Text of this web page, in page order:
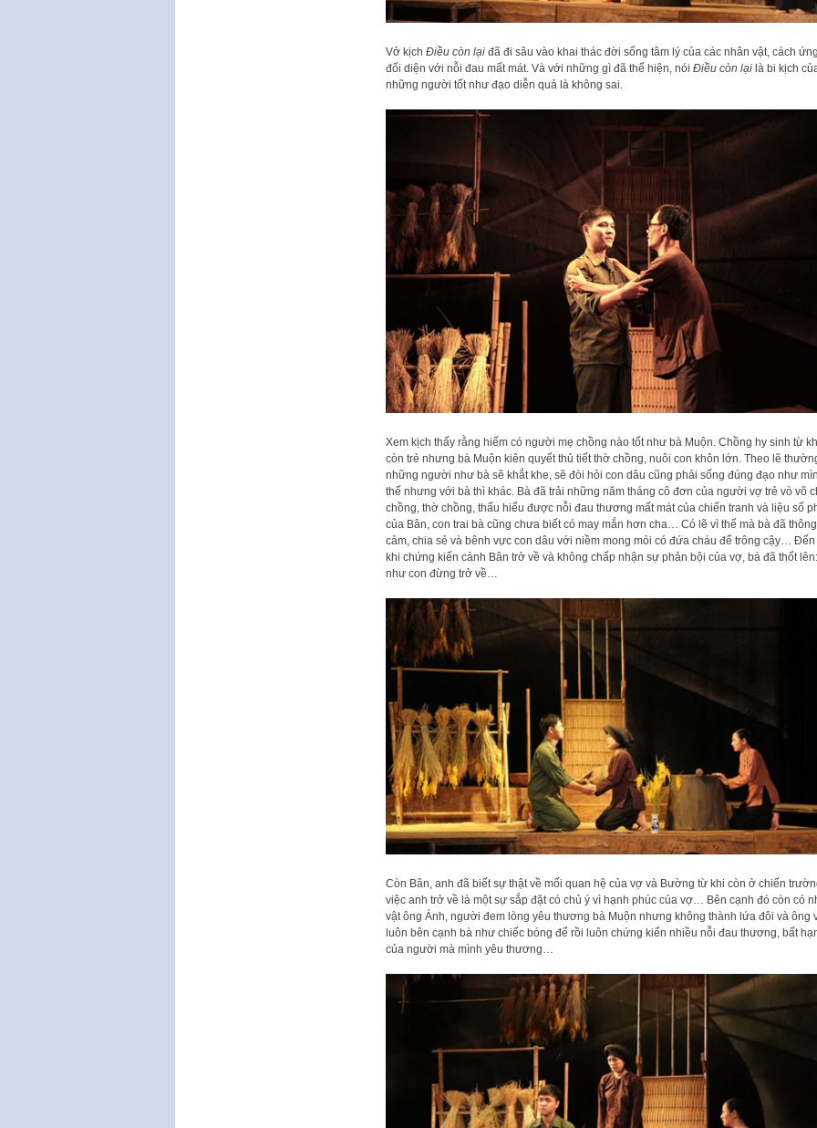
Vở kịch Điều còn lạiđã đi sâu vào khai thác đời sống tâm lý của các nhân vật, cách
đối diện với nỗi đau mất mát. Và với những gì đã thể hiện, nói Điều còn lạilà bi kịch
những người tốt như đạo diễn quả là không sai.
Xem kịch thấy rằng hiếm có người mẹ chồng nào tốt như bà Muộn. Chồng hy sinh từ
còn trẻ nhưng bà Muộn kiên quyết thủ tiết thờ chồng, nuôi con khôn lớn. Theo lẽ
những người như bà sẽ khắt khe, sẽ đòi hỏi con dâu cũng phải sống đúng đạo như
thế nhưng với bà thì khác. Bà đã trải những năm tháng cô đơn của người vợ trẻ vò võ
chồng, thờ chồng, thấu hiểu được nỗi đau thương mất mát của chiến tranh và liệu số
của Bân, con trai bà cũng chưa biết có may mắn hơn cha… Có lẽ vì thế mà bà đã thông
cảm, chia sẻ và bênh vực con dâu với niềm mong mỏi có đứa cháu để trông cậy… Đến
khi chứng kiến cảnh Bân trở về và không chấp nhận sự phản bội của vợ, bà đã thốt
như con đừng trở về…
Còn Bân, anh đã biết sự thật về mối quan hệ của vợ và Bường từ khi còn ở chiến
việc anh trở về là một sự sắp đặt có chủ ý vì hạnh phúc của vợ… Bên cạnh đó còn có
vật ông Ánh, người đem lòng yêu thương bà Muộn nhưng không thành lứa đôi và ông
luôn bên cạnh bà như chiếc bóng để rồi luôn chứng kiến nhiều nỗi đau thương, bất
của người mà mình yêu thương…